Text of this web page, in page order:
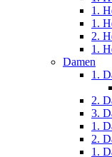
1.
1.
2.
1.
Damen
1.
2.
3.
1.
2.
1.